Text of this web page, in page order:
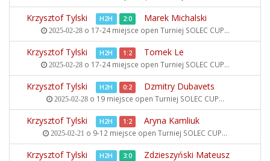
Krzysztof Tylski H2H 2:0 Marek Michalski
2025-02-28o 17-24 miejsce open Turniej SOLEC CUP...
Krzysztof Tylski H2H 1:2 Tomek Le
2025-02-28o 17-24 miejsce open Turniej SOLEC CUP...
Krzysztof Tylski H2H 0:2 Dzmitry Dubavets
2025-02-28o 19 miejsce open Turniej SOLEC CUP...
Krzysztof Tylski H2H 1:2 Aryna Kamliuk
2025-02-21 o 9-12 miejsce open Turniej SOLEC CUP...
Krzysztof Tylski H2H 3:0 Zdzieszyński Mateusz